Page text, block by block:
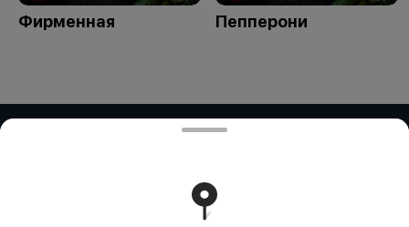
Фирменная Пепперони
ЧУП "РоутиБел"
4500 1027 0000 Банк получателя: зАО «АЛЬФА-БАНК»
Адрес: Ул. Сурганова, 43-47, 220013 Минск, Республика
Беларусь SWIFT: ALFABY2X БИК: ALFABY2X УНП: